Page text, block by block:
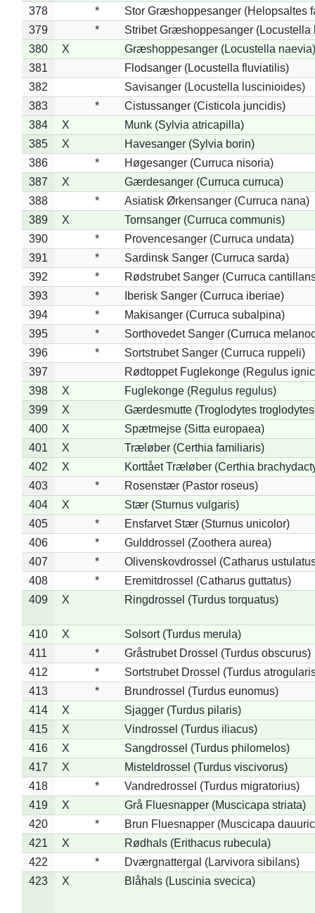
378
*
Stor Græshoppesanger (Helopsaltes
379
*
Stribet Græshoppesanger (Locustella
380
X
Græshoppesanger (Locustella naevia)
381
Flodsanger (Locustella fluviatilis)
382
Savisanger (Locustella luscinioides)
383
*
Cistussanger (Cisticola juncidis)
384
X
Munk (Sylvia atricapilla)
385
X
Havesanger (Sylvia borin)
386
*
Høgesanger (Curruca nisoria)
387
X
Gærdesanger (Curruca curruca)
388
*
Asiatisk Ørkensanger (Curruca nana)
389
X
Tornsanger (Curruca communis)
390
*
Provencesanger (Curruca undata)
391
*
Sardinsk Sanger (Curruca sarda)
392
*
Rødstrubet Sanger (Curruca
393
*
Iberisk Sanger (Curruca iberiae)
394
*
Makisanger (Curruca subalpina)
395
*
Sorthovedet Sanger (Curruca
396
*
Sortstrubet Sanger (Curruca ruppeli)
397
Rødtoppet Fuglekonge (Regulus
398
X
Fuglekonge (Regulus regulus)
399
X
Gærdesmutte (Troglodytes
400
X
Spætmejse (Sitta europaea)
401
X
Træløber (Certhia familiaris)
402
X
Korttået Træløber (Certhia
403
*
Rosenstær (Pastor roseus)
404
X
Stær (Sturnus vulgaris)
405
*
Ensfarvet Stær (Sturnus unicolor)
406
*
Gulddrossel (Zoothera aurea)
407
*
Olivenskovdrossel (Catharus
408
*
Eremitdrossel (Catharus guttatus)
409
X Ringdrossel (Turdus torquatus)
410 X
Solsort (Turdus merula)
411
*
Gråstrubet Drossel (Turdus obscurus)
412
*
Sortstrubet Drossel (Turdus
413
*
Brundrossel (Turdus eunomus)
414
X
Sjagger (Turdus pilaris)
415
X
Vindrossel (Turdus iliacus)
416
X
Sangdrossel (Turdus philomelos)
417
X
Misteldrossel (Turdus viscivorus)
418
*
Vandredrossel (Turdus migratorius)
419
X
Grå Fluesnapper (Muscicapa striata)
420
*
Brun Fluesnapper (Muscicapa
421
X
Rødhals (Erithacus rubecula)
422
*
Dværgnattergal (Larvivora sibilans)
423
X Blåhals (Luscinia svecica)